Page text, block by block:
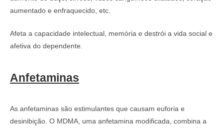
aumentado e enfraquecido, etc.
Afeta a capacidade intelectual, memória e destrói a vida social e
afetiva do dependente.
Anfetaminas
As anfetaminas são estimulantes que causam euforia e
desinibição. O MDMA, uma anfetamina modificada, combina a